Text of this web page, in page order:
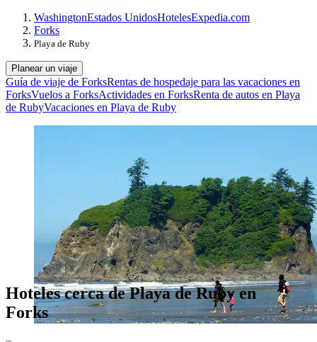
WashingtonEstados UnidosHotelesExpedia.com
Forks
Playa de Ruby
Planear un viaje
Guía de viaje de ForksRentas de hospedaje para las vacaciones en
ForksVuelos a ForksActividades en ForksRenta de autos en Playa
de RubyVacaciones en Playa de Ruby
Hoteles cerca de Playa de Ruby en
Forks